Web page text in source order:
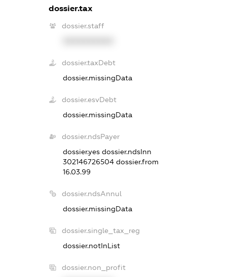
dossier.tax
dossier.staff
dossier.taxDebt
dossier.missingData
dossier.esvDebt
dossier.missingData
dossier.ndsPayer
dossier.yesdossier.ndsInn
302146726504dossier.from
16.03.99
dossier.ndsAnnul
dossier.missingData
dossier.single_tax_reg
dossier.notInList
dossier.non_profit